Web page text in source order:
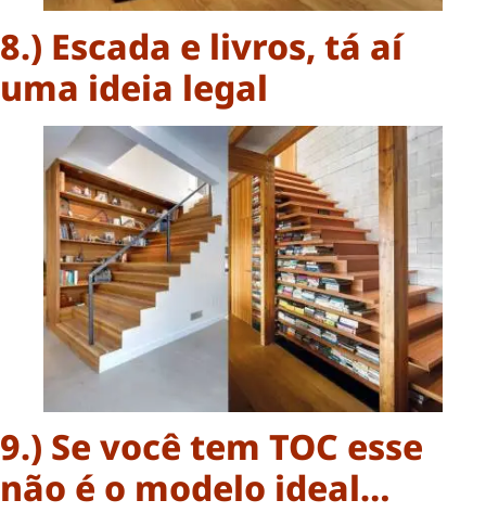
8.) Escada e livros, tá aí
uma ideia legal
9.) Se você tem TOC esse
não é o modelo ideal…